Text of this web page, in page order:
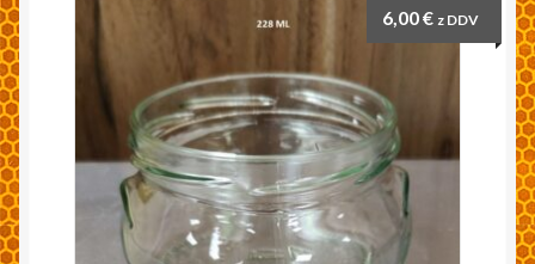
6,00€ z DDV